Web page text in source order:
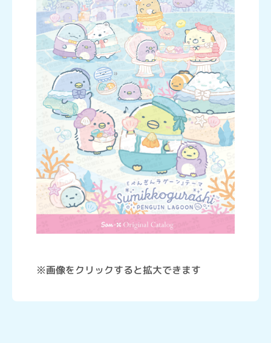
※画像をクリックすると拡大できます